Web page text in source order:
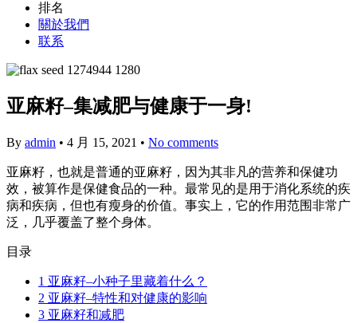
排名
關於我們
联系
亚麻籽–集减肥与健康于一身!
By admin • 4 月 15, 2021 • No comments
亚麻籽，也就是普通的亚麻籽，因为其非凡的营养和保健功
效，被算作是保健食品的一种。最常见的是用于消化系统的疾
病和疾病，但也有瘦身的价值。事实上，它的作用范围非常广
泛，几乎覆盖了整个身体。
目录
1 亚麻籽–小种子里藏着什么？
2 亚麻籽–特性和对健康的影响
3 亚麻籽和减肥